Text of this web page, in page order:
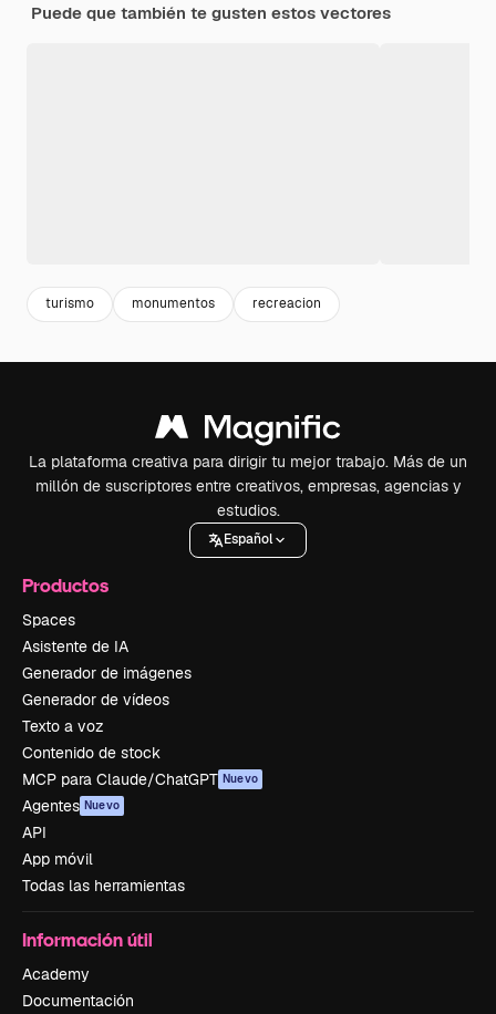
Puede que también te gusten estos vectores
turismo monumentos recreacion
La plataforma creativa para dirigir tu mejor trabajo. Más de un
millón de suscriptores entre creativos, empresas, agencias y
estudios.
Español
Productos
Spaces
Asistente de IA
Generador de imágenes
Generador de vídeos
Texto a voz
Contenido de stock
MCP para Claude/ChatGPT Nuevo
Agentes Nuevo
API
App móvil
Todas las herramientas
Información útil
Academy
Documentación